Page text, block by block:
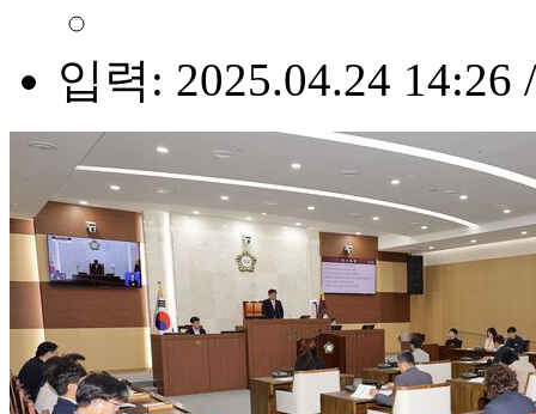
입력: 2025.04.24 14:26